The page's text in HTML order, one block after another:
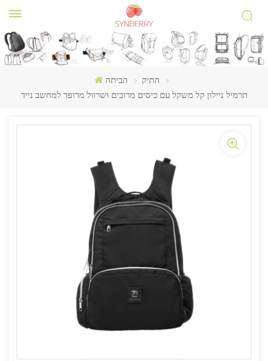
הביתה
התיק
תרמיל ניילון קל משקל עם כיסים מרובים ושרוול מרופד למחשב נייד